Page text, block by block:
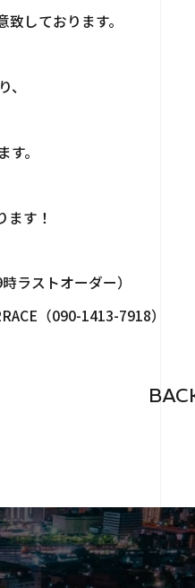
しております。
。
す！
ラストオーダー）
（090-1413-7918）